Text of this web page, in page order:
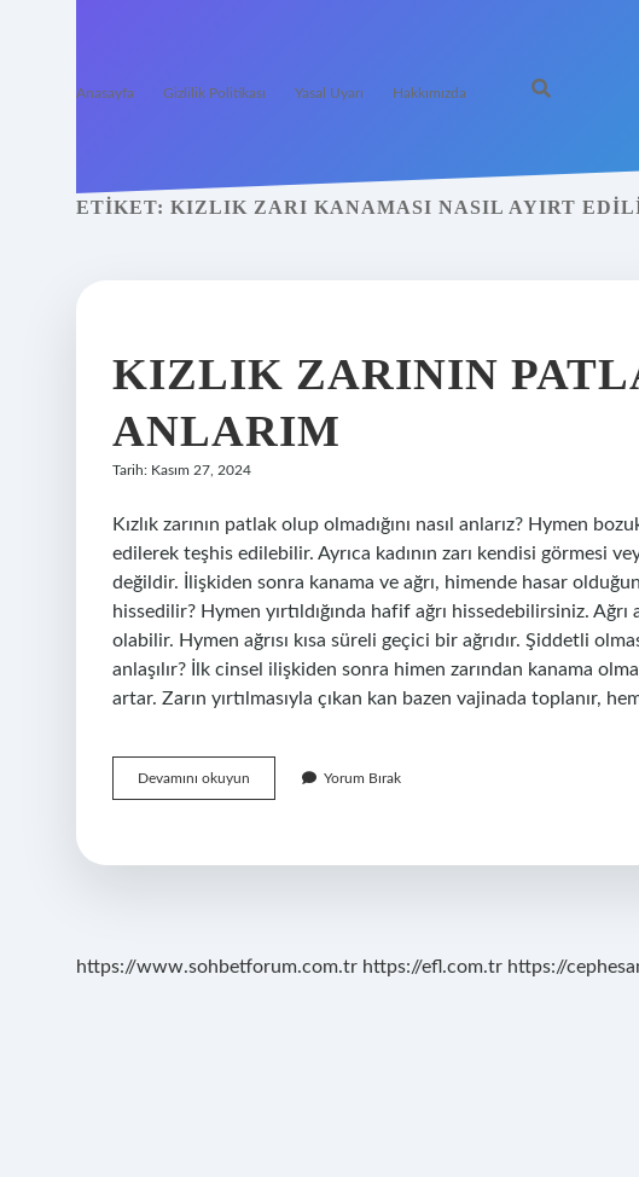
Anasayfa Gizlilik Politikası Yasal Uyarı Hakkımızda
ETIKET: KIZLIK ZARI KANAMASI NASIL AYIRT
KIZLIK ZARININ
ANLARIM
Tarih: Kasım 27, 2024
Kızlık zarının patlak olup olmadığını nasıl anlarız? Hymen
edilerek teşhis edilebilir. Ayrıca kadının zarı kendisi görmesi
değildir. İlişkiden sonra kanama ve ağrı, himende hasar
hissedilir? Hymen yırtıldığında hafif ağrı hissedebilirsiniz.
olabilir. Hymen ağrısı kısa süreli geçici bir ağrıdır. Şiddetli
anlaşılır? İlk cinsel ilişkiden sonra himen zarından kanama
artar. Zarın yırtılmasıyla çıkan kan bazen vajinada toplanır,
Devamını okuyun
Zarının
Anlarım
Yorum Bırak
https://www.sohbetforum.com.tr https://efl.com.tr https://